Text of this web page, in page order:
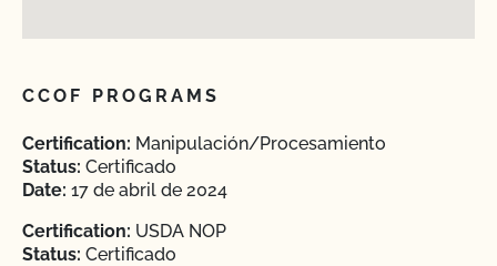
CCOF PROGRAMS
Certification: Manipulación/Procesamiento
Status: Certificado
Date: 17 de abril de 2024
Certification: USDA NOP
Status: Certificado